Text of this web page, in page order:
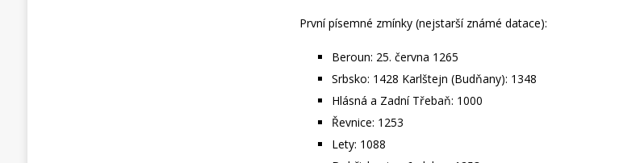
První písemné zmínky (nejstarší známé datace):
Beroun: 25. června 1265
Srbsko: 1428 Karlštejn (Budňany): 1348
Hlásná a Zadní Třebaň: 1000
Řevnice: 1253
Lety: 1088